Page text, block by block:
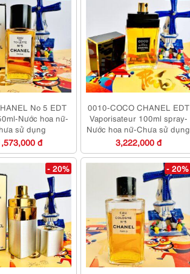
No 5 EDT
Nước hoa nữ-
sử dụng
đ
0010-COCO CHANEL EDT
Vaporisateur 100ml spray-
Nước hoa nữ-Chưa sử dụng
3,222,000 đ
- 20% - 20%